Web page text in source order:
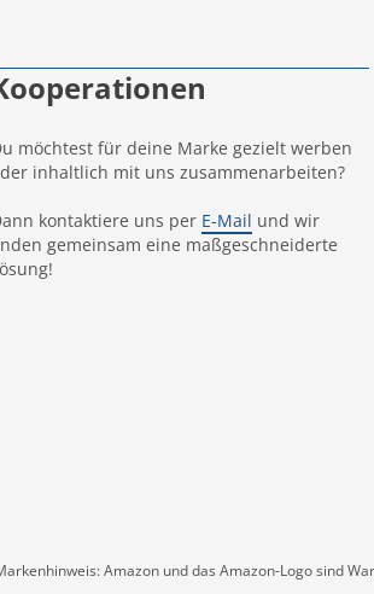
möchtest für deine Marke gezielt werben
inhaltlich mit uns zusammenarbeiten?
kontaktiere uns per E-Mail und wir
gemeinsam eine maßgeschneiderte
Amazon und das Amazon-Logo sind